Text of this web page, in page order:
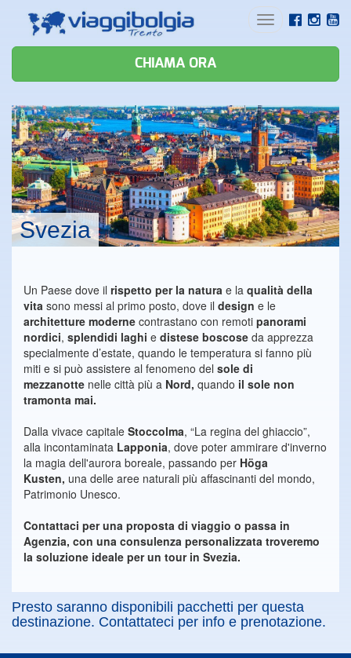
Toggle
CHIAMA ORA
Svezia
Un Paese dove il rispetto per la natura e la qualità della
vita sono messi al primo posto, dove il design e le
architetture moderne contrastano con remoti panorami
nordici, splendidi laghi e distese boscose da apprezza
specialmente d’estate, quando le temperatura si fanno più
miti e si può assistere al fenomeno del sole di
mezzanotte nelle città più a Nord, quando il sole non
tramonta mai.
Dalla vivace capitale Stoccolma, “La regina del ghiaccio”,
alla incontaminata Lapponia, dove poter ammirare d'inverno
la magia dell'aurora boreale, passando per Höga
Kusten, una delle aree naturali più affascinanti del mondo,
Patrimonio Unesco.
Contattaci per una proposta di viaggio o passa in
Agenzia, con una consulenza personalizzata troveremo
la soluzione ideale per un tour in Svezia.
Presto saranno disponibili pacchetti per questa
destinazione. Contattateci per info e prenotazione.